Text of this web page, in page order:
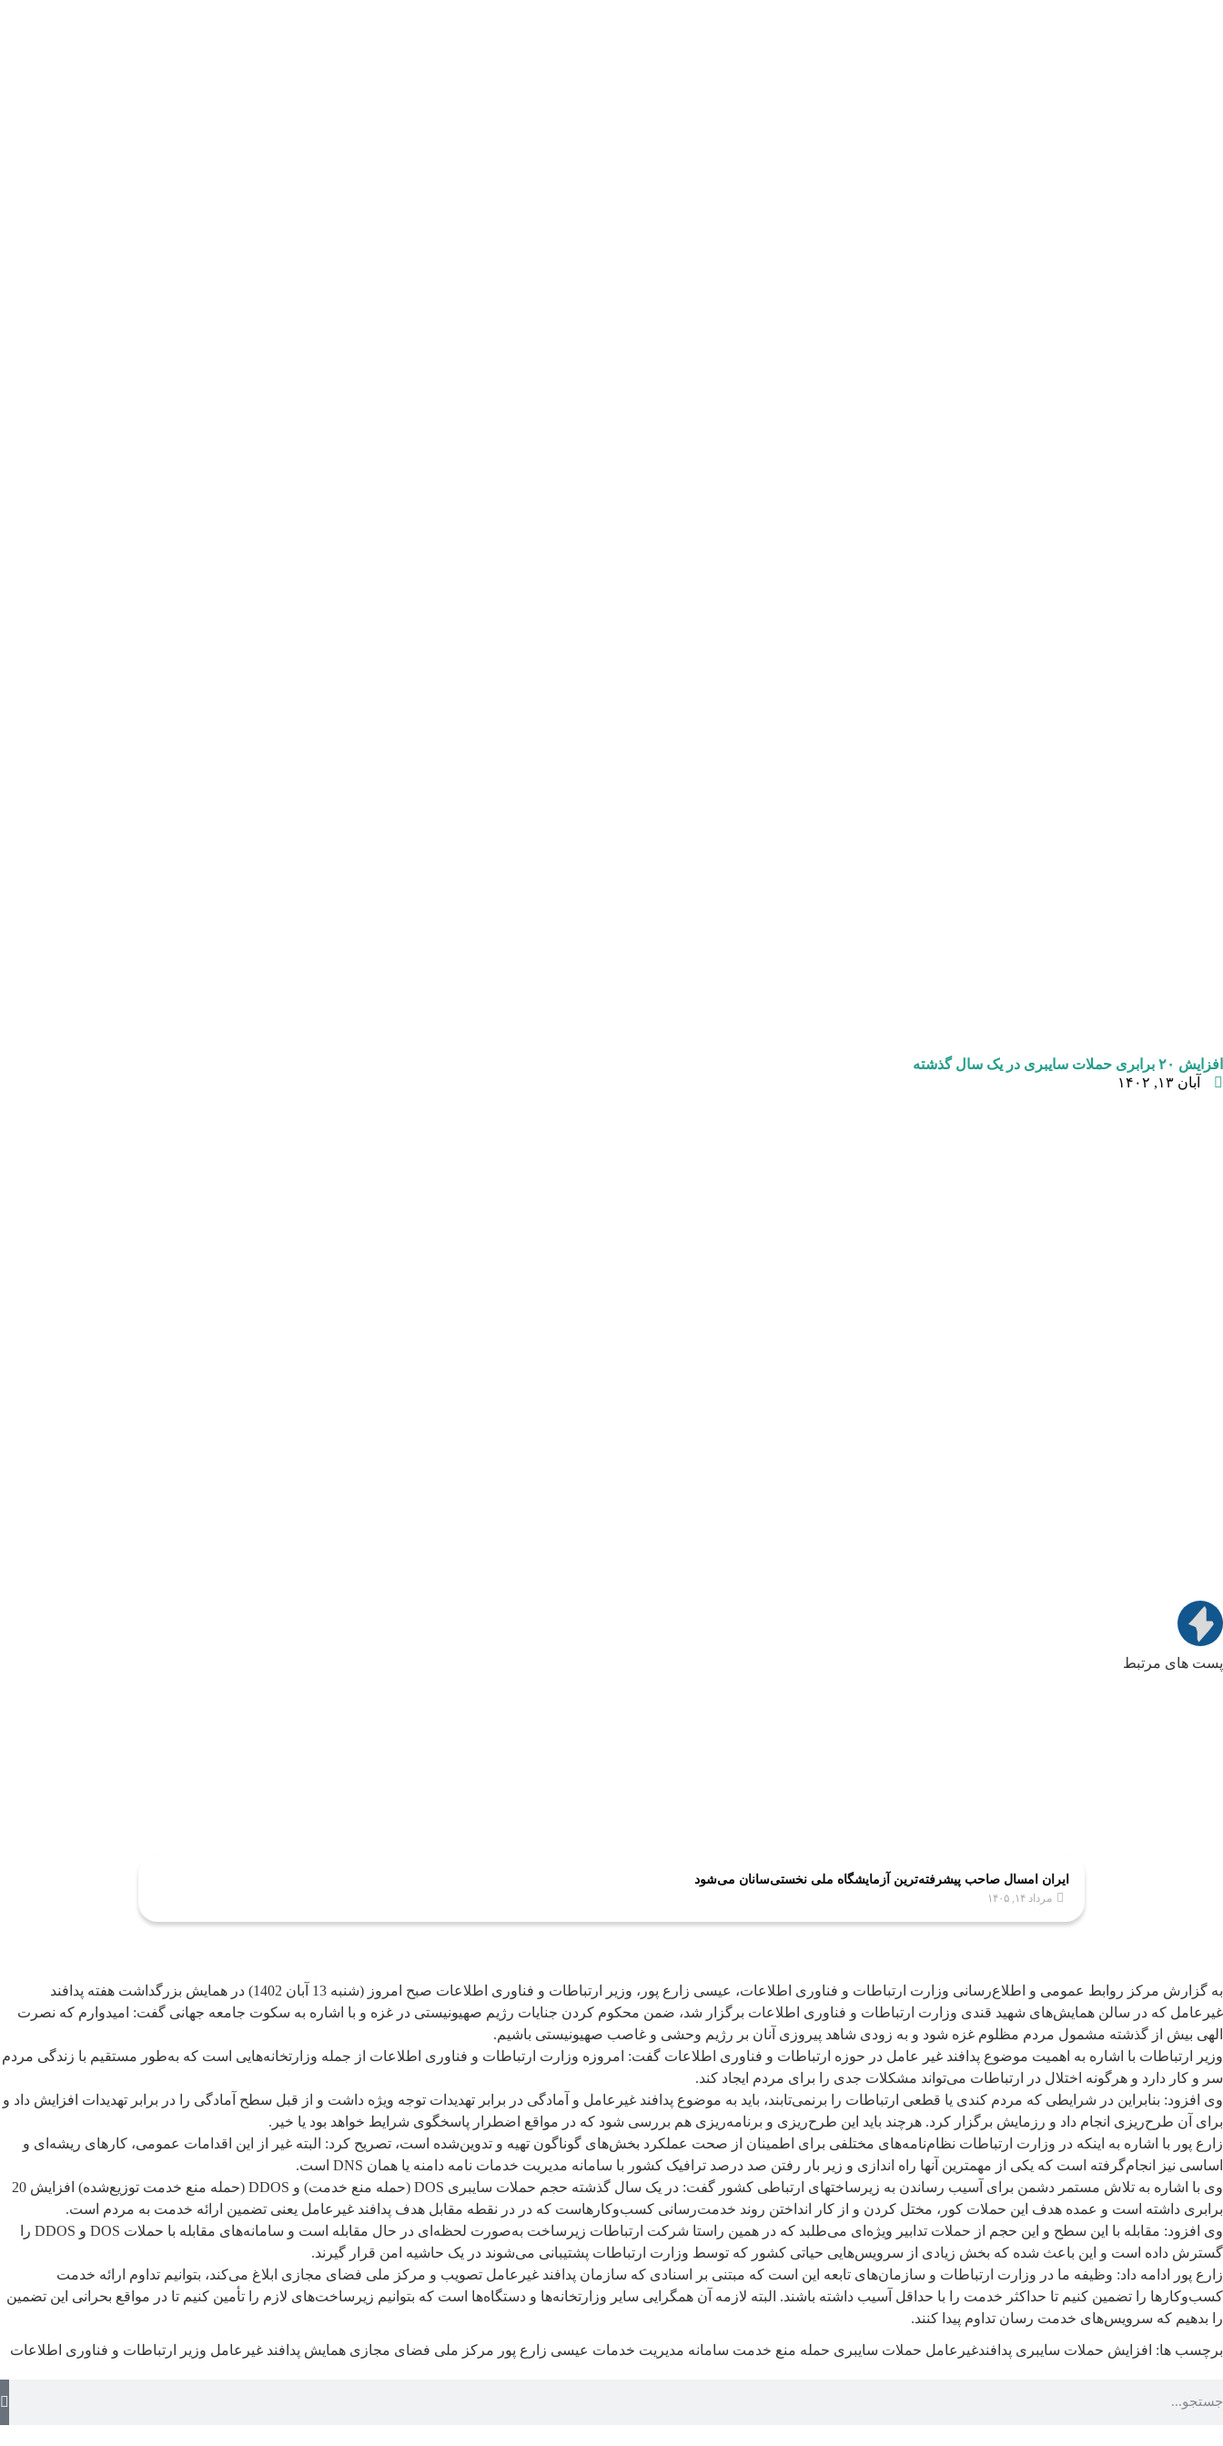
افزایش ۲۰ برابری حملات سایبری در یک سال گذشته
آبان ۱۳, ۱۴۰۲
پست های مرتبط
ایران امسال صاحب پیشرفته‌ترین آزمایشگاه ملی نخستی‌سانان می‌شود
مرداد ۱۴, ۱۴۰۵
به گزارش مرکز روابط عمومی و اطلاع‌رسانی وزارت ارتباطات و فناوری اطلاعات، عیسی زارع پور، وزیر ارتباطات و فناوری اطلاعات صبح امروز (شنبه 13 آبان 1402) در همایش بزرگداشت هفته پدافند
غیرعامل که در سالن همایش‌های شهید قندی وزارت ارتباطات و فناوری اطلاعات برگزار شد، ضمن محکوم کردن جنایات رژیم صهیونیستی در غزه و با اشاره به سکوت جامعه جهانی گفت: امیدوارم که نصرت
الهی بیش از گذشته مشمول مردم مظلوم غزه شود و به زودی شاهد پیروزی آنان بر رژیم وحشی و غاصب صهیونیستی باشیم.
وزیر ارتباطات با اشاره به اهمیت موضوع پدافند غیر عامل در حوزه ارتباطات و فناوری اطلاعات گفت: امروزه وزارت ارتباطات و فناوری اطلاعات از جمله وزارتخانه‌هایی است که به‌طور مستقیم با زندگی مردم
سر و کار دارد و هرگونه اختلال در ارتباطات می‌تواند مشکلات جدی را برای مردم ایجاد کند.
وی افزود: بنابراین در شرایطی که مردم کندی یا قطعی ارتباطات را برنمی‌تابند، باید به موضوع پدافند غیرعامل و آمادگی در برابر تهدیدات توجه ویژه داشت و از قبل سطح آمادگی را در برابر تهدیدات افزایش داد و
برای آن طرح‌ریزی انجام داد و رزمایش برگزار کرد. هرچند باید این طرح‌ریزی و برنامه‌ریزی هم بررسی شود که در مواقع اضطرار پاسخگوی شرایط خواهد بود یا خیر.
زارع پور با اشاره به اینکه در وزارت ارتباطات نظام‌نامه‌های مختلفی برای اطمینان از صحت عملکرد بخش‌های گوناگون تهیه و تدوین‌شده است، تصریح کرد: البته غیر از این اقدامات عمومی، کارهای ریشه‌ای و
اساسی نیز انجام‌گرفته است که یکی از مهمترین آنها راه اندازی و زیر بار رفتن صد درصد ترافیک کشور با سامانه مدیریت خدمات نامه دامنه یا همان DNS است.
وی با اشاره به تلاش مستمر دشمن برای آسیب رساندن به زیرساختهای ارتباطی کشور گفت: در یک سال گذشته حجم حملات سایبری DOS (حمله‌ منع خدمت) و DDOS (حمله‌‌ منع خدمت توزیع‌شده) افزایش 20
برابری داشته است و عمده هدف این حملات کور، مختل کردن و از کار انداختن روند خدمت‌رسانی کسب‌وکارهاست که در در نقطه مقابل هدف پدافند غیرعامل یعنی تضمین ارائه خدمت به مردم است.
وی افزود: مقابله با این سطح و این حجم از حملات تدابیر ویژه‌ای می‌طلبد که در همین راستا شرکت ارتباطات زیرساخت به‌صورت لحظه‌ای در حال مقابله است و سامانه‌های مقابله با حملات DOS و DDOS را
گسترش داده است و این باعث شده که بخش زیادی از سرویس‌هایی حیاتی کشور که توسط وزارت ارتباطات پشتیبانی می‌شوند در یک حاشیه امن قرار گیرند.
زارع پور ادامه داد: وظیفه ما در وزارت ارتباطات و سازمان‌های تابعه این است که مبتنی بر اسنادی که سازمان پدافند غیرعامل تصویب و مرکز ملی فضای مجازی ابلاغ می‌کند، بتوانیم تداوم ارائه خدمت
کسب‌وکارها را تضمین کنیم تا حداکثر خدمت را با حداقل آسیب داشته باشند. البته لازمه آن همگرایی سایر وزارتخانه‌ها و دستگاه‌ها است که بتوانیم زیرساخت‌های لازم را تأمین کنیم تا در مواقع بحرانی این تضمین
را بدهیم که سرویس‌های خدمت رسان تداوم پیدا کنند.
برچسب ها: افزایش حملات سایبری پدافندغیرعامل حملات سایبری حمله منع خدمت سامانه مدیریت خدمات عیسی زارع پور مرکز ملی فضای مجازی همایش پدافند غیرعامل وزیر ارتباطات و فناوری اطلاعات